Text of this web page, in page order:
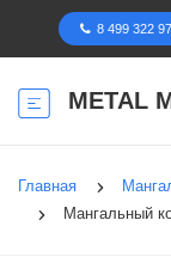
8 499 322
METAL
Главная
Мангальный